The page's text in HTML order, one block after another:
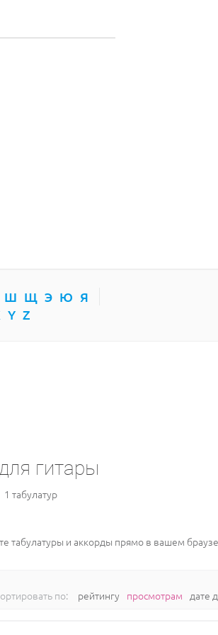
Ш Щ Э Ю Я
Y Z
гитары
1 табулатур
табулатуры и аккорды прямо в вашем
по: рейтингу просмотрам дате